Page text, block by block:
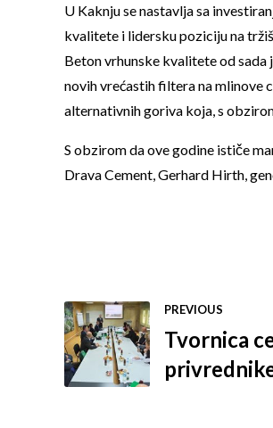
U Kaknju se nastavlja sa
kvalitete i lidersku poziciju na
Beton vrhunske kvalitete od sada
novih vrećastih filtera na mlinove
alternativnih goriva koja, s
S obzirom da ove godine ističe
Drava Cement, Gerhard Hirth,
PREVIOUS
Tvornica